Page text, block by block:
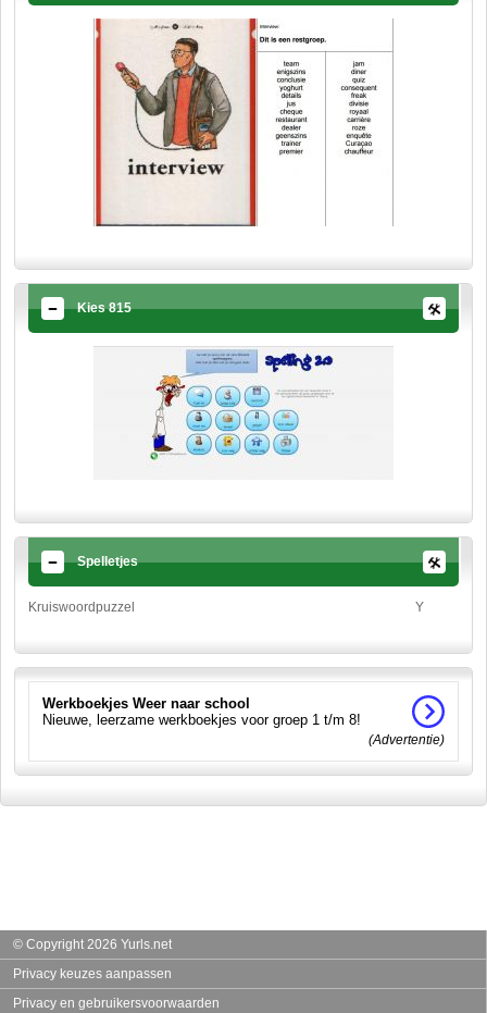
Kies 815
Spelletjes
Kruiswoordpuzzel Y
Werkboekjes Weer naar school
Nieuwe, leerzame werkboekjes voor groep 1 t/m 8!
(Advertentie)
© Copyright 2026 Yurls.net
Privacy keuzes aanpassen
Privacy en gebruikersvoorwaarden